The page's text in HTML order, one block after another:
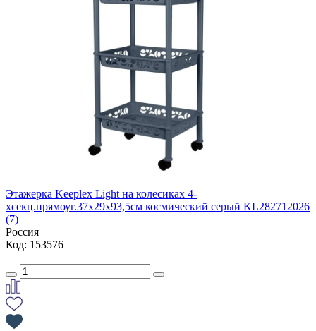
Этажерка Keeplex Light на колесиках 4-
хсекц.прямоуг.37х29х93,5см космический серый KL282712026
(7)
Россия
Код: 153576